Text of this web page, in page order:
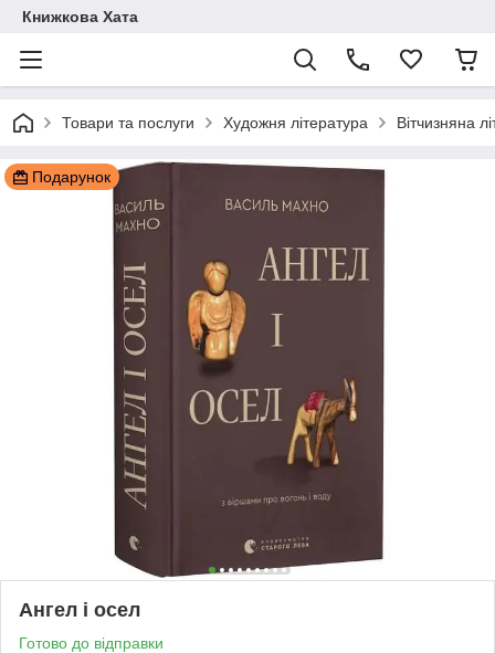
Книжкова Хата
Товари та послуги Художня література Вітчизняна
Подарунок
Ангел і осел
Готово до відправки